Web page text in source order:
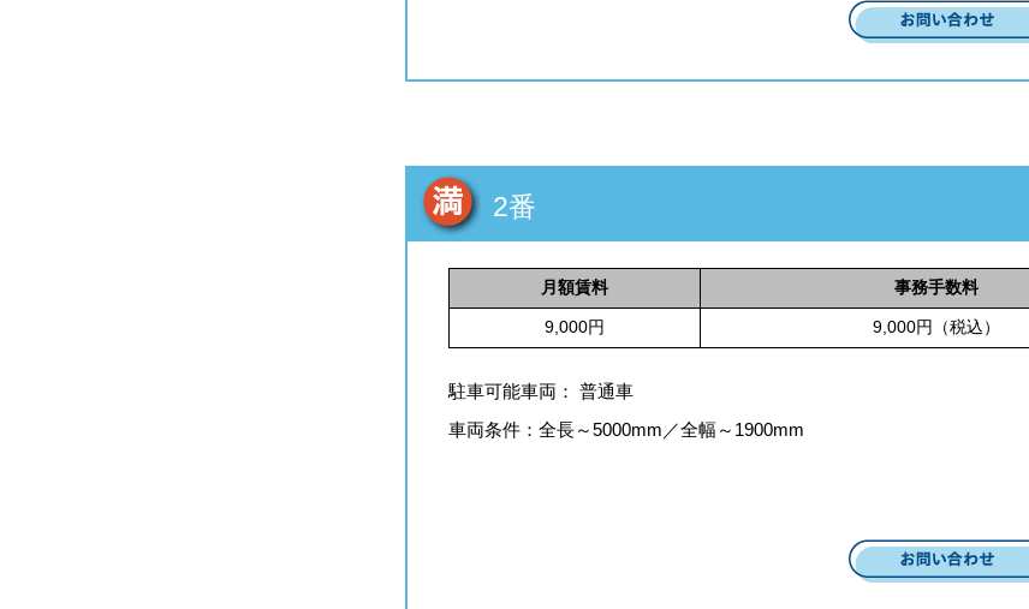
2番
月額賃料 事務手数料
9,000円 9,000円（税込）
駐車可能車両： 普通車
車両条件：全長～5000mm／全幅～1900mm